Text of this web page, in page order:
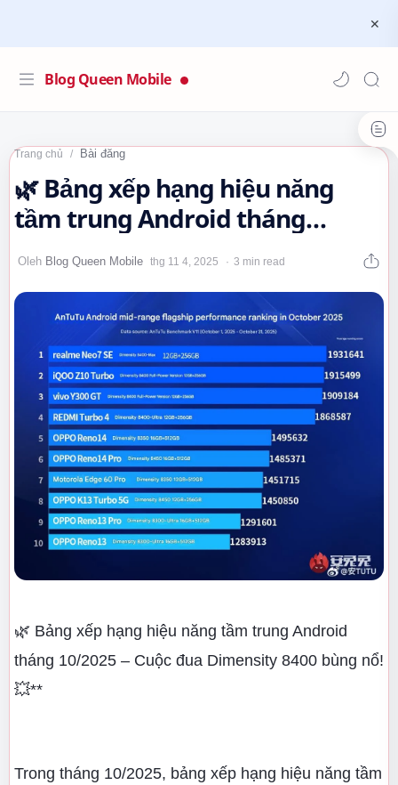
Blog Queen Mobile
Trang chủ Bài đăng
🌿 Bảng xếp hạng hiệu năng
tầm trung Android tháng
10/2025…
3 min read
🌿 Bảng xếp hạng hiệu năng tầm trung Android
tháng 10/2025 – Cuộc đua Dimensity 8400 bùng nổ!
💥**
Trong tháng 10/2025, bảng xếp hạng hiệu năng tầm